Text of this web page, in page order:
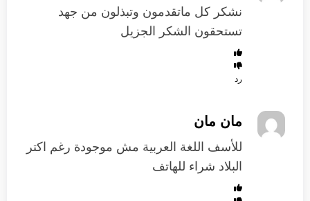
نشكر كل ماتقدمون وتبذلون من جهد
تستحقون الشكر الجزيل
رد
مان مان
للأسف اللغة العربية مش موجودة رغم اكتر
البلاد شراء للهاتف